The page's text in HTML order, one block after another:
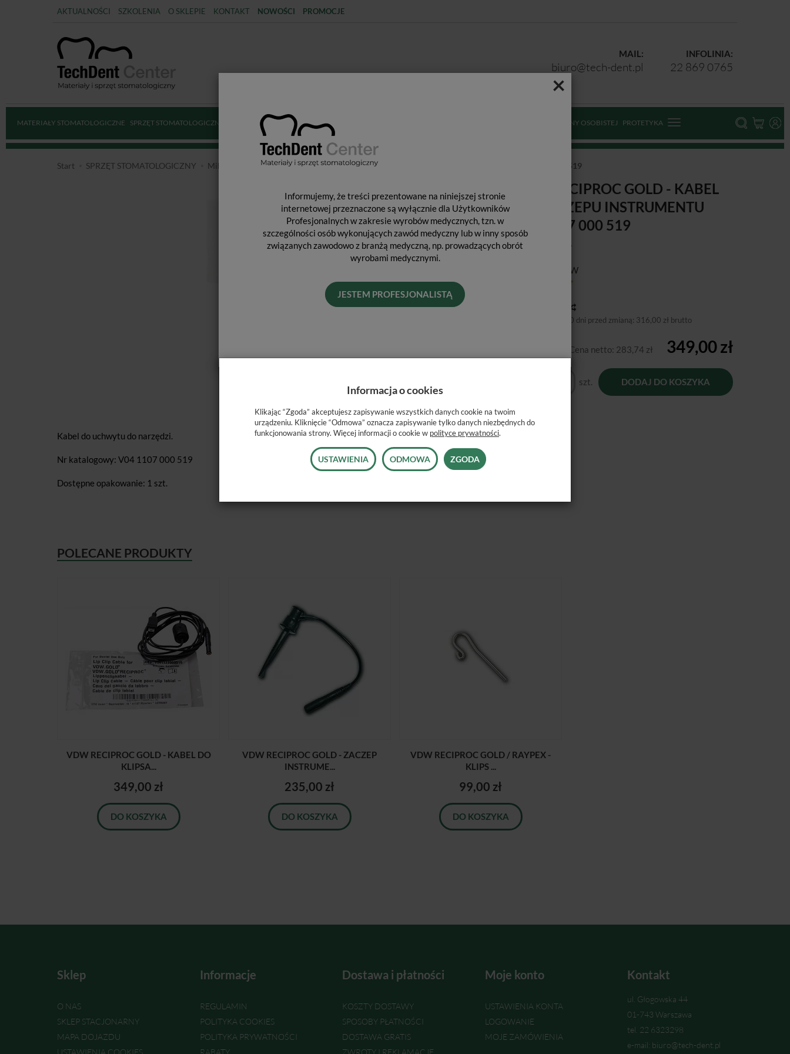
×
Informujemy, że treści prezentowane na niniejszej stronie
internetowej przeznaczone są wyłącznie dla Użytkowników
Profesjonalnych w zakresie wyrobów medycznych, tzn. w
szczególności osób wykonujących zawód medyczny lub w inny sposób
związanych zawodowo z branżą medyczną, np. prowadzących obrót
wyrobami medycznymi.
JESTEM PROFESJONALISTĄ
AKTUALNOŚCI SZKOLENIA O SKLEPIE KONTAKT NOWOŚCI PROMOCJE
INFOLINIA:
22 869 0765
MAIL:
biuro@tech-dent.pl
MATERIAŁY STOMATOLOGICZNE SPRZĘT STOMATOLOGICZNY DEZYNFEKCJA STERYLIZACJA ŚRODKI OCHRONY OSOBISTEJ PROTETYKA
Start SPRZĘT STOMATOLOGICZNY Mikrosilniki endodontyczne VDW Reciproc Gold - Kabel do zaczepu instrumentu V04 1107 000 519
VDW RECIPROC GOLD - KABEL
DO ZACZEPU INSTRUMENTU
V04 1107 000 519
VDW
Najniższa cena 30 dni przed zmianą: 316,00 zł brutto
Cena netto: 283,74 zł 349,00 zł
szt. DODAJ DO KOSZYKA
Kabel do uchwytu do narzędzi.
Nr katalogowy: V04 1107 000 519
Dostępne opakowanie: 1 szt.
POLECANE PRODUKTY
VDW RECIPROC GOLD - KABEL DO
KLIPSA...
349,00 zł
DO KOSZYKA
VDW RECIPROC GOLD - ZACZEP
INSTRUME...
235,00 zł
DO KOSZYKA
VDW RECIPROC GOLD / RAYPEX -
KLIPS ...
99,00 zł
DO KOSZYKA
Sklep
O NAS
SKLEP STACJONARNY
MAPA DOJAZDU
Informacje
REGULAMIN
POLITYKA COOKIES
POLITYKA PRYWATNOŚCI
Dostawa i płatności
KOSZTY DOSTAWY
SPOSOBY PŁATNOŚCI
DOSTAWA GRATIS
Moje konto
USTAWIENIA KONTA
LOGOWANIE
MOJE ZAMÓWIENIA
Kontakt
ul. Głogowska 44
01-743 Warszawa
tel. 22 6323298
e-mail: biuro@tech-dent.pl
Informacja o cookies
Klikając “Zgoda” akceptujesz zapisywanie wszystkich danych cookie na twoim
urządzeniu. Kliknięcie “Odmowa” oznacza zapisywanie tylko danych niezbędnych do
funkcjonowania strony. Więcej informacji o cookie w polityce prywatności.
USTAWIENIA ODMOWA ZGODA